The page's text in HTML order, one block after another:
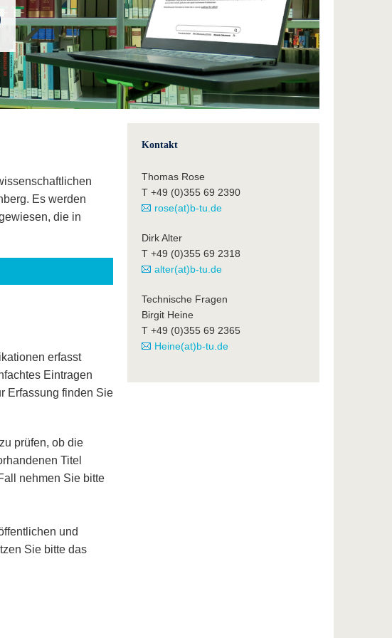
Es werden
die in
erfasst
Eintragen
Erfassung finden Sie
prüfen, ob die
Titel
nehmen Sie bitte
und
Sie bitte das
Kontakt
Thomas Rose
T +49 (0)355 69 2390
rose(at)b-tu.de
Dirk Alter
T +49 (0)355 69 2318
alter(at)b-tu.de
Technische Fragen
Birgit Heine
T +49 (0)355 69 2365
Heine(at)b-tu.de